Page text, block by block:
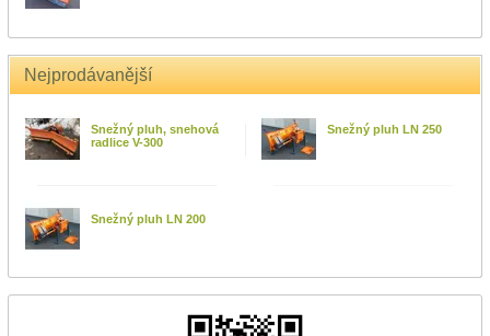
Nejprodávanější
Snežný pluh, snehová
radlice V-300
Snežný pluh LN 250
Snežný pluh LN 200